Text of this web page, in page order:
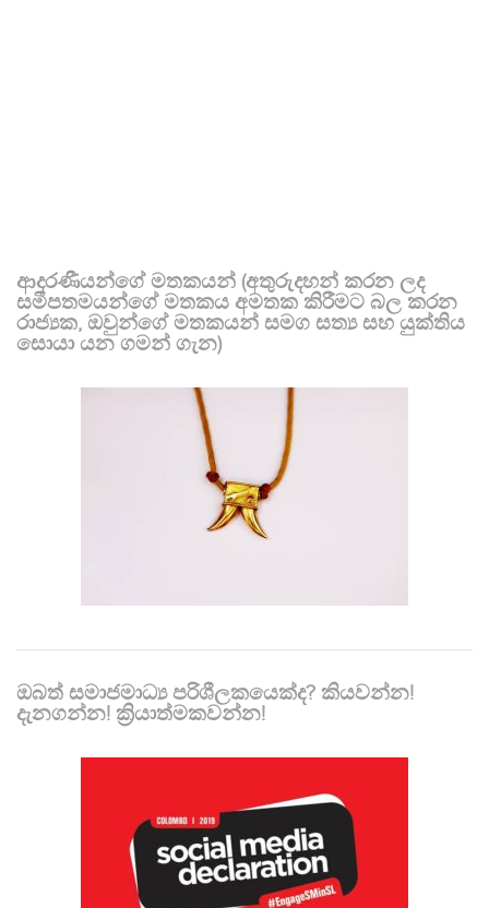
ආදරණීයන්ගේ මතකයන් (අතුරුදහන් කරන ලද
සමීපතමයන්ගේ මතකය අමතක කිරීමට බල කරන
රාජ්‍යක, ඔවුන්ගේ මතකයන් සමග සත්‍ය සහ යුක්තිය
සොයා යන ගමන් ගැන)
ඔබත් සමාජමාධ්‍ය පරිශීලකයෙක්ද? කියවන්න!
දැනගන්න! ක්‍රියාත්මකවන්න!